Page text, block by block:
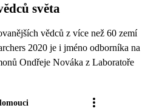
světa
vědců z více než 60 zemí
2020 je i jméno odborníka na
Ondřeje Nováka z Laboratoře